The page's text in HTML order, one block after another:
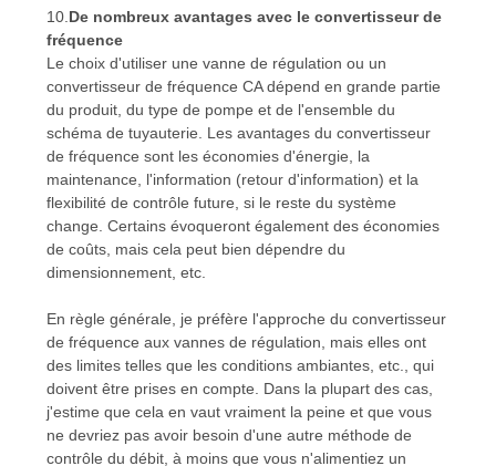
10. De nombreux avantages avec le convertisseur de
fréquence
Le choix d'utiliser une vanne de régulation ou un
convertisseur de fréquence CA dépend en grande partie
du produit, du type de pompe et de l'ensemble du
schéma de tuyauterie. Les avantages du convertisseur
de fréquence sont les économies d'énergie, la
maintenance, l'information (retour d'information) et la
flexibilité de contrôle future, si le reste du système
change. Certains évoqueront également des économies
de coûts, mais cela peut bien dépendre du
dimensionnement, etc.
En règle générale, je préfère l'approche du convertisseur
de fréquence aux vannes de régulation, mais elles ont
des limites telles que les conditions ambiantes, etc., qui
doivent être prises en compte. Dans la plupart des cas,
j'estime que cela en vaut vraiment la peine et que vous
ne devriez pas avoir besoin d'une autre méthode de
contrôle du débit, à moins que vous n'alimentiez un